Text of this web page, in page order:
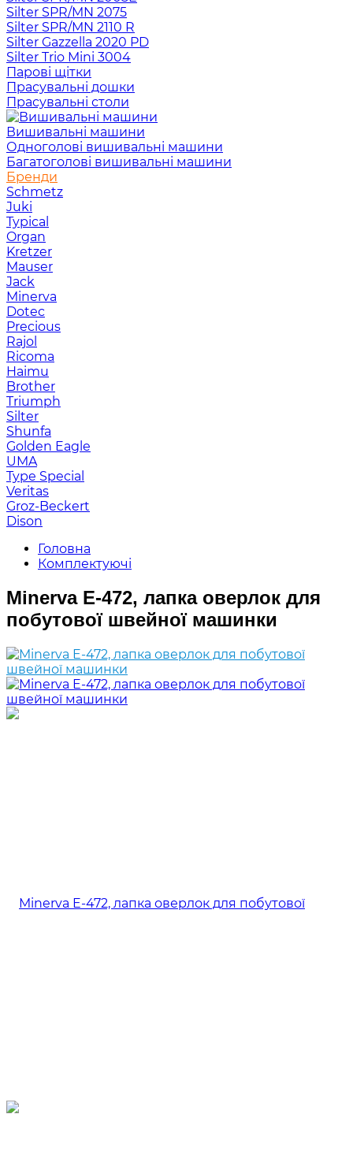
Silter SPR/MN 2075
Silter SPR/MN 2110 R
Silter Gazzella 2020 PD
Silter Trio Mini 3004
Парові щітки
Прасувальні дошки
Прасувальні столи
Вишивальні машини
Одноголові вишивальні машини
Багатоголові вишивальні машини
Бренди
Schmetz
Juki
Typical
Organ
Kretzer
Mauser
Jack
Minerva
Dotec
Precious
Rajol
Ricoma
Haimu
Brother
Triumph
Silter
Shunfa
Golden Eagle
UMA
Type Special
Veritas
Groz-Beckert
Dison
Головна
Комплектуючі
Minerva E-472, лапка оверлок для
побутової швейної машинки